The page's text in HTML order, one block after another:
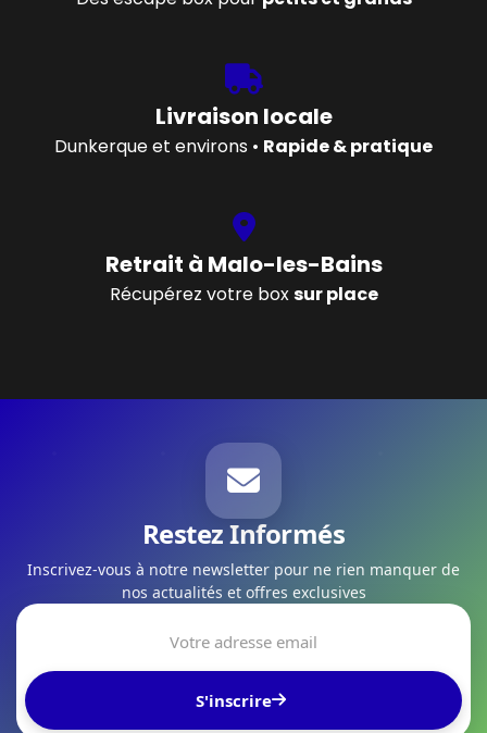
Livraison locale
Dunkerque et environs • Rapide & pratique
Retrait à Malo-les-Bains
Récupérez votre boxsur place
Restez Informés
Inscrivez-vous à notre newsletter pour ne rien manquer de
nos actualités et offres exclusives
S'inscrire